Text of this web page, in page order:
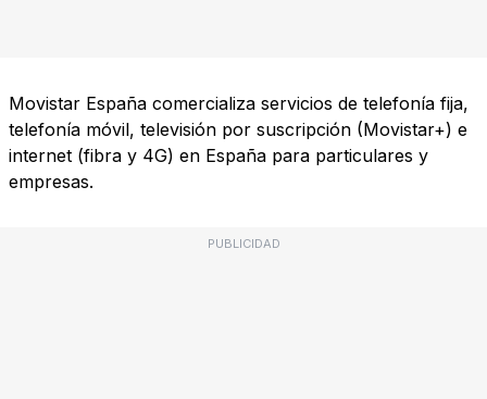
Movistar España comercializa servicios de telefonía fija,
telefonía móvil, televisión por suscripción (Movistar+) e
internet (fibra y 4G) en España para particulares y
empresas.
PUBLICIDAD